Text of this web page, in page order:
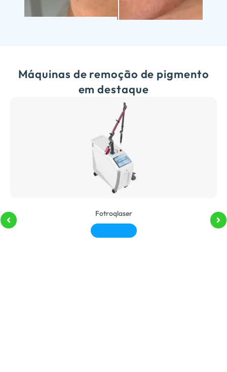
Máquinas de remoção de pigmento
em destaque
Fotroqlaser